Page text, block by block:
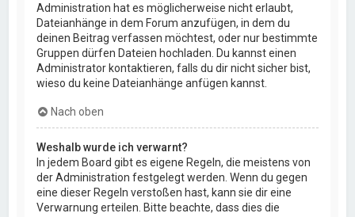
Administration hat es möglicherweise nicht erlaubt,
Dateianhänge in dem Forum anzufügen, in dem du
deinen Beitrag verfassen möchtest, oder nur bestimmte
Gruppen dürfen Dateien hochladen. Du kannst einen
Administrator kontaktieren, falls du dir nicht sicher bist,
wieso du keine Dateianhänge anfügen kannst.
Nach oben
Weshalb wurde ich verwarnt?
In jedem Board gibt es eigene Regeln, die meistens von
der Administration festgelegt werden. Wenn du gegen
eine dieser Regeln verstoßen hast, kann sie dir eine
Verwarnung erteilen. Bitte beachte, dass dies die